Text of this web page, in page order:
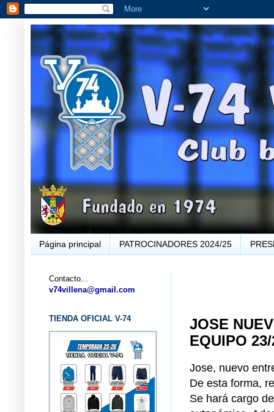
Página principal PATROCINADORES 2024/25
JOSE
EQUIPO
Jose, nuevo
De esta forma,
Se hará cargo
Contacto...
v74villena@gmail.com
TIENDA OFICIAL V-74